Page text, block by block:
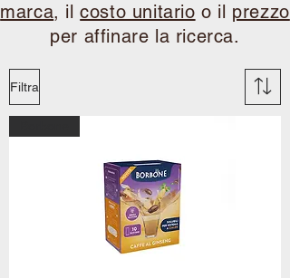
marca, ilcosto unitario o il prezzo
per affinare la ricerca.
Filtra